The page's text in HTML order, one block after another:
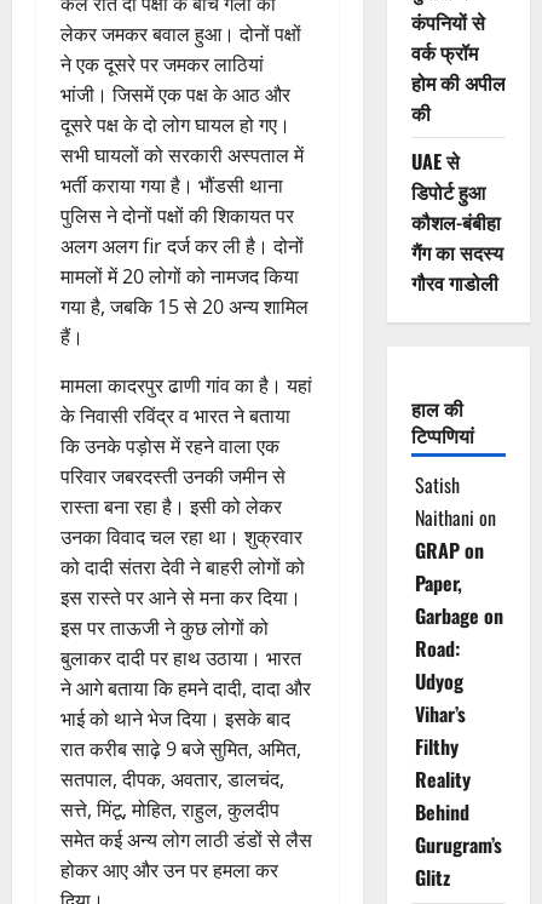
लेकर जमकर बवाल हुआ। दोनों पक्षों
ने एक दूसरे पर जमकर लाठियां
भांजी। जिसमें एक पक्ष के आठ और
दूसरे पक्ष के दो लोग घायल हो गए।
सभी घायलों को सरकारी अस्पताल में
भर्ती कराया गया है। भौंडसी थाना
पुलिस ने दोनों पक्षों की शिकायत पर
अलग अलग fir दर्ज कर ली है। दोनों
मामलों में 20 लोगों को नामजद किया
गया है, जबकि 15 से 20 अन्य शामिल
हैं।
मामला कादरपुर ढाणी गांव का है। यहां
के निवासी रविंद्र व भारत ने बताया
कि उनके पड़ोस में रहने वाला एक
परिवार जबरदस्ती उनकी जमीन से
रास्ता बना रहा है। इसी को लेकर
उनका विवाद चल रहा था। शुक्रवार
को दादी संतरा देवी ने बाहरी लोगों को
इस रास्ते पर आने से मना कर दिया।
इस पर ताऊजी ने कुछ लोगों को
बुलाकर दादी पर हाथ उठाया। भारत
ने आगे बताया कि हमने दादी, दादा और
भाई को थाने भेज दिया। इसके बाद
रात करीब साढ़े 9 बजे सुमित, अमित,
सतपाल, दीपक, अवतार, डालचंद,
सत्ते, मिंटू, मोहित, राहुल, कुलदीप
समेत कई अन्य लोग लाठी डंडों से लैस
होकर आए और उन पर हमला कर
कंपनियों से
वर्क फ्रॉम
होम की अपील
की
UAE से
डिपोर्ट हुआ
कौशल-बंबीहा
गैंग का सदस्य
गौरव गाडोली
हाल की
टिप्पणियां
Satish
Naithani on
GRAP on
Paper,
Garbage on
Road:
Udyog
Vihar’s
Filthy
Reality
Behind
Gurugram’s
Glitz